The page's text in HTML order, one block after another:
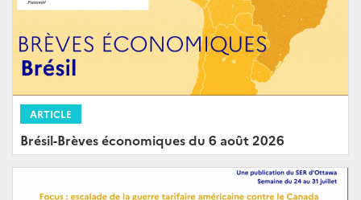
ARTICLE
Brésil-Brèves économiques du 6 août 2026